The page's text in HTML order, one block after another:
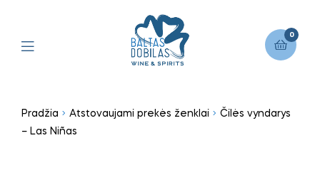
0
Pradžia Atstovaujami prekės ženklai
Čilės vyndarys
– Las Niñas